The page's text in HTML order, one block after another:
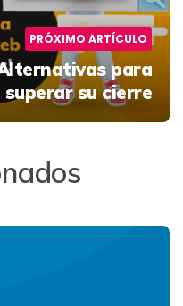
PRÓXIMO ARTÍCULO
para
superar su cierre